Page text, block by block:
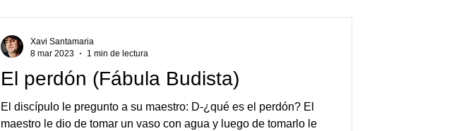
El perdón (Fábula Budista)
El discípulo le pregunto a su maestro: D-¿qué es el perdón? ​El
maestro le dio de tomar un vaso con agua y luego de tomarlo le
Xavi Santamaria
8 mar 2023
1 min de lectura